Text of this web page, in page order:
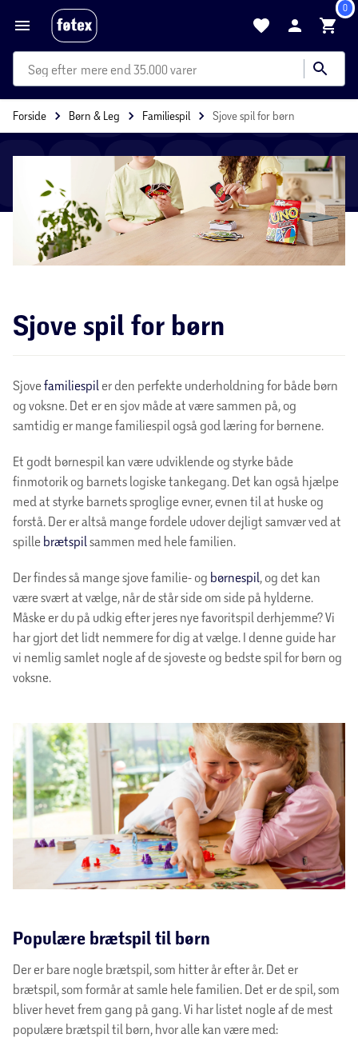
0
mere end 35.000 varer
Forside Børn & Leg Familiespil Sjove spil for børn
Sjove spil for børn
Sjovefamiliespil er den perfekte underholdning for både børn
og voksne. Det er en sjov måde at være sammen på, og
samtidig er mange familiespil også god læring for børnene.
Et godt børnespil kan være udviklende og styrke både
finmotorik og barnets logiske tankegang. Det kan også hjælpe
med at styrke barnets sproglige evner, evnen til at huske og
forstå. Der er altså mange fordele udover dejligt samvær ved at
spille brætspil sammen med hele familien.
Der findes så mange sjove familie- og børnespil , og det kan
være svært at vælge, når de står side om side på hylderne.
Måske er du på udkig efter jeres nye favoritspil derhjemme? Vi
har gjort det lidt nemmere for dig at vælge. I denne guide har
vi nemlig samlet nogle af de sjoveste og bedste spil for børn og
voksne.
Populære brætspil til børn
Der er bare nogle brætspil, som hitter år efter år. Det er
brætspil, som formår at samle hele familien. Det er de spil, som
bliver hevet frem gang på gang. Vi har listet nogle af de mest
populære brætspil til børn, hvor alle kan være med: